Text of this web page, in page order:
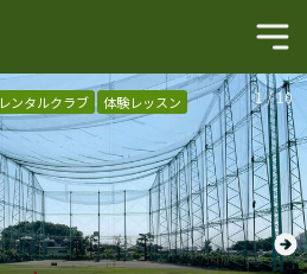
1/10
レンタルクラブ 体験レッスン